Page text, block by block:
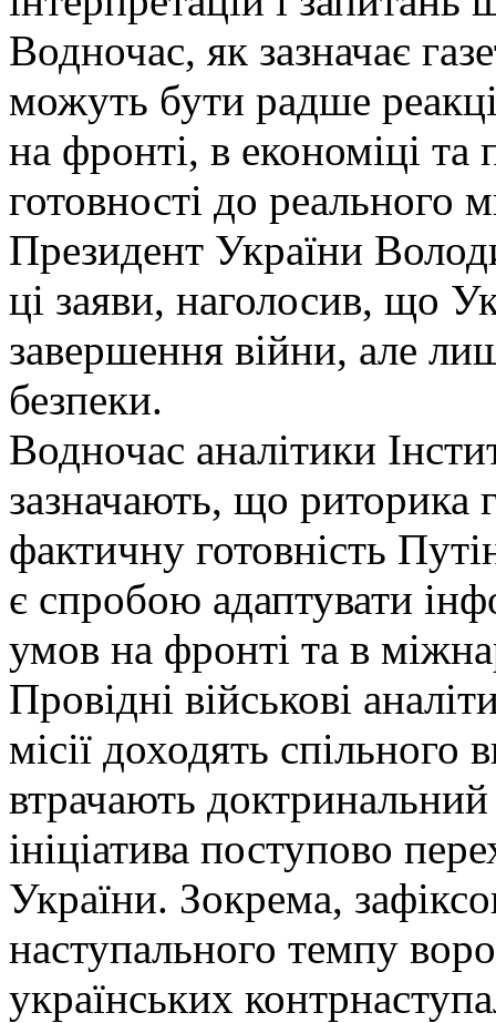
Водночас, як зазначає
можуть бути радше
на фронті, в економіці та
готовності до реального
Президент України
ці заяви, наголосив, що
завершення війни, але
безпеки.
Водночас аналітики
зазначають, що риторика
фактичну готовність
є спробою адаптувати
умов на фронті та в
Провідні військові
місії доходять спільного
втрачають
ініціатива поступово
України. Зокрема,
наступального темпу
українських